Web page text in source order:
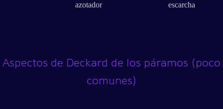
azotador
escarcha
Aspectos de Deckard de los páramos (poco
comunes)